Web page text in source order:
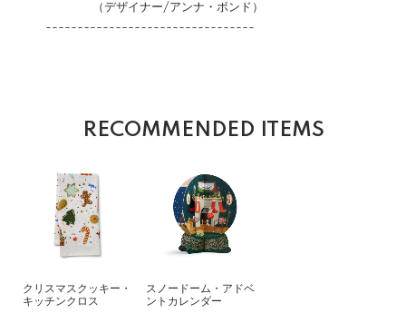
（デザイナー/アンナ・ボンド）
---------------------------------
RECOMMENDED ITEMS
クリスマスクッキー・
キッチンクロス
スノードーム・アドベ
ントカレンダー